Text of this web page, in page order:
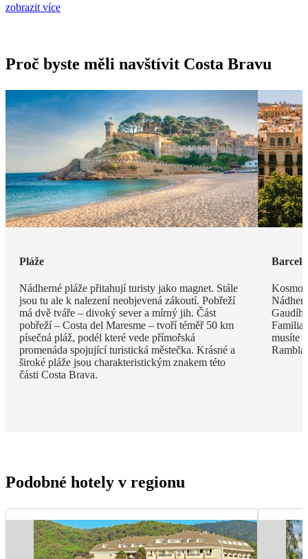
zobrazit více
Proč byste měli navštívit Costa Bravu
Pláže
Nádherné pláže přitahují turisty jako magnet. Stále
jsou tu ale k nalezení neobjevená zákoutí. Pobřeží
má dvě tváře – divoký sever a mírný jih. Část
pobřeží – Costa del Maresme – tvoří téměř 50 km
písečná pláž, podél které vede přímořská
promenáda spojující turistická městečka. Krásné a
široké pláže jsou charakteristickým znakem této
části Costa Brava.
Familia
musíte
Podobné hotely v regionu